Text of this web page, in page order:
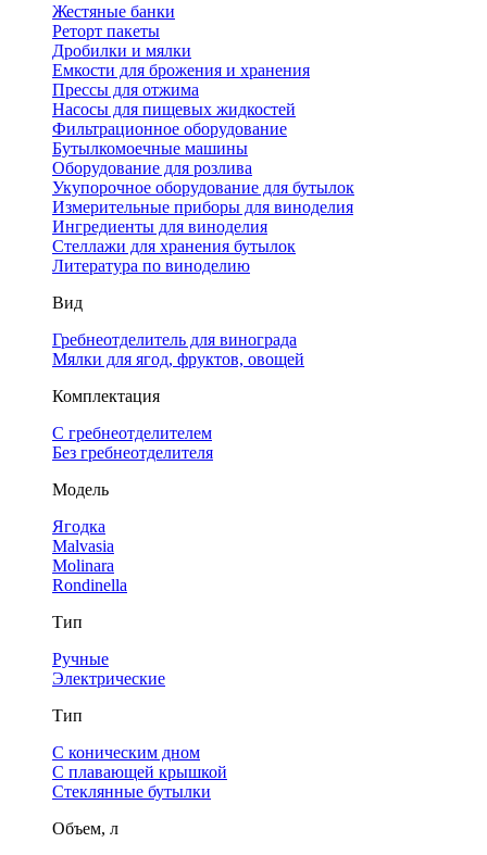
Жестяные банки
Реторт пакеты
Дробилки и мялки
Емкости для брожения и хранения
Прессы для отжима
Насосы для пищевых жидкостей
Фильтрационное оборудование
Бутылкомоечные машины
Оборудование для розлива
Укупорочное оборудование для бутылок
Измерительные приборы для виноделия
Ингредиенты для виноделия
Стеллажи для хранения бутылок
Литература по виноделию
Вид
Гребнеотделитель для винограда
Мялки для ягод, фруктов, овощей
Комплектация
С гребнеотделителем
Без гребнеотделителя
Модель
Ягодка
Malvasia
Molinara
Rondinella
Тип
Ручные
Электрические
Тип
С коническим дном
С плавающей крышкой
Стеклянные бутылки
Объем, л